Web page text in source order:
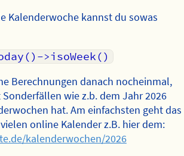
Kalenderwoche kannst du sowas
>isoWeek()
Berechnungen danach nocheinmal,
wie z.b. dem Jahr 2026
hat. Am einfachsten geht das
online Kalender z.B. hier dem:
kalenderwochen/2026